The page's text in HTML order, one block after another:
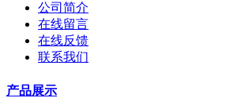
公司简介
在线留言
在线反馈
联系我们
产品展示